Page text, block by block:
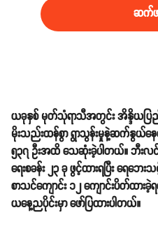
ဆက်
ယခုနှစ် မုတ်သုံရာသီအတွင်း အိန္ဒိယပြည်န
မိုးသည်းထန်စွာ ရွာသွန်းမှုနဲ့ဆက်နွယ်
၅၃၇ ဦးအထိ သေဆုံးခဲ့ပါတယ်။ဘီးလ
ရေးစခန်း ၂၃ ခု ဖွင့်ထားရပြီး ရေဘေ
စာသင်ကျောင်း ၁၂ ကျောင်းပိတ်ထ
ယနေ့ညပိုင်းမှာ ဖော်ပြထားပါတယ်။